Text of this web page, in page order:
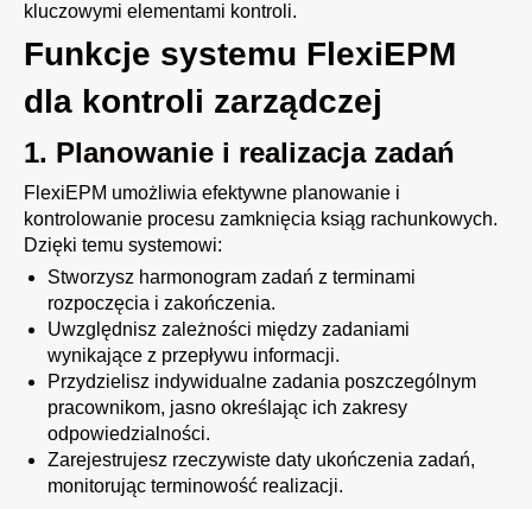
kluczowymi elementami kontroli.
Funkcje systemu FlexiEPM
dla kontroli zarządczej
1. Planowanie i realizacja zadań
FlexiEPM umożliwia efektywne planowanie i
kontrolowanie procesu zamknięcia ksiąg rachunkowych.
Dzięki temu systemowi:
Stworzysz harmonogram zadań z terminami
rozpoczęcia i zakończenia.
Uwzględnisz zależności między zadaniami
wynikające z przepływu informacji.
Przydzielisz indywidualne zadania poszczególnym
pracownikom, jasno określając ich zakresy
odpowiedzialności.
Zarejestrujesz rzeczywiste daty ukończenia zadań,
monitorując terminowość realizacji.